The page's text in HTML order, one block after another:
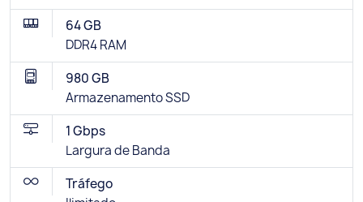
64 GB
DDR4 RAM
980 GB
Armazenamento SSD
1 Gbps
Largura de Banda
Tráfego